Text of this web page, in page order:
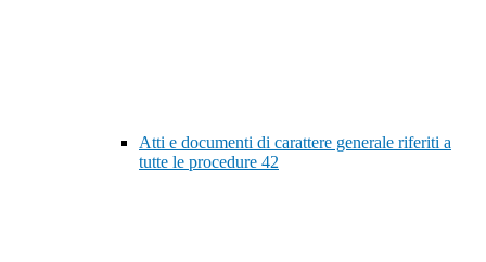
Atti e documenti di carattere generale riferiti a
tutte le procedure 42